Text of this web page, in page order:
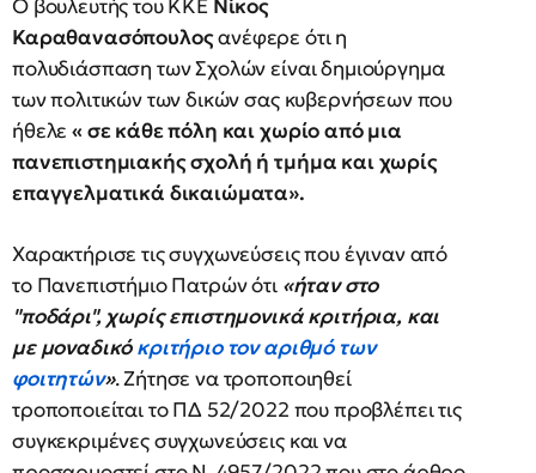
Ο βουλευτής του ΚΚΕΝίκος
Καραθανασόπουλοςανέφερε ότι η
πολυδιάσπαση των Σχολών είναι δημιούργημα
των πολιτικών των δικών σας κυβερνήσεων που
ήθελε« σε κάθε πόλη και χωρίο από μια
πανεπιστημιακής σχολή ή τμήμα και χωρίς
επαγγελματικά δικαιώματα».
Χαρακτήρισε τις συγχωνεύσεις που έγιναν από
το Πανεπιστήμιο Πατρών ότι «ήταν στο
"ποδάρι", χωρίς επιστημονικά κριτήρια, και
με μοναδικόκριτήριο τον αριθμό των
φοιτητών». Ζήτησε να τροποποιηθεί
τροποποιείται το ΠΔ 52/2022 που προβλέπει τις
συγκεκριμένες συγχωνεύσεις και να